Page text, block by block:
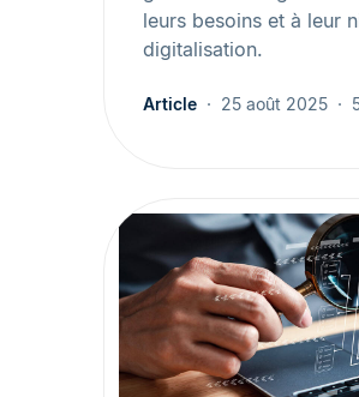
leurs besoins et à leur
digitalisation.
Article 25 août 2025